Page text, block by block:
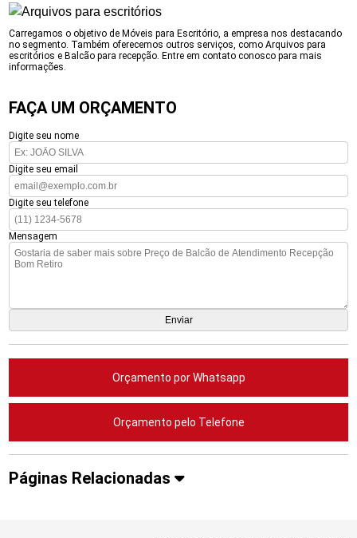
Carregamos o objetivo de Móveis para Escritório, a empresa nos destacando
no segmento. Também oferecemos outros serviços, como Arquivos para
escritórios e Balcão para recepção. Entre em contato conosco para mais
informações.
FAÇA UM ORÇAMENTO
Digite seu nome
Digite seu email
Digite seu telefone
Mensagem
Orçamento por Whatsapp
Orçamento pelo Telefone
Páginas Relacionadas